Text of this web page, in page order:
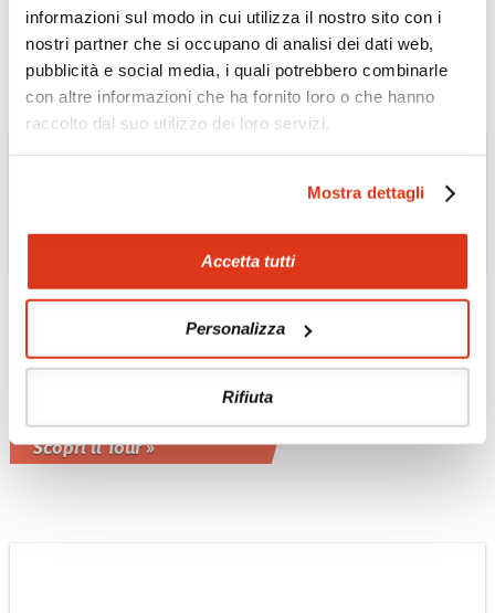
informazioni sul modo in cui utilizza il nostro sito con i
nostri partner che si occupano di analisi dei dati web,
pubblicità e social media, i quali potrebbero combinarle
con altre informazioni che ha fornito loro o che hanno
raccolto dal suo utilizzo dei loro servizi.
Mostra dettagli
Accetta tutti
Personalizza
Rifiuta
Scopri il Tour »
Musandam: la Norvegia
d'Arabia Tour
Possibile estensione tour 3 giorni - 2
Scopri il Tour »